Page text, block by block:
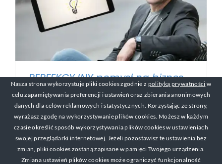
PERFEKCYJNY pomysł na biznes –
Kurs online
57,00zł
© Copyright 2017-2019 Michał Mackiewicz Kontakt:
michal@zarabianienasniadanie.pl
Nasza strona wykorzystuje pliki cookies zgodnie z polityką prywatności w
celu zapamiętywania preferencji i ustawień oraz zbierania anonimowych
danych dla celów reklamowych i statystycznych. Korzystając ze strony,
wyrażasz zgodę na wykorzystywanie plików cookies. Możesz w każdym
czasie określić sposób wykorzystywania plików cookies w ustawieniach
swojej przeglądarki internetowej. Jeżeli pozostawisz te ustawienia bez
zmian, pliki cookies zostaną zapisane w pamięci Twojego urządzenia.
Zmiana ustawień plików cookies może ograniczyć funkcjonalność